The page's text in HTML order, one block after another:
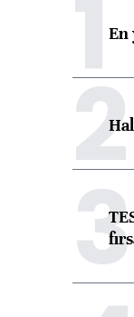
1En
2
3